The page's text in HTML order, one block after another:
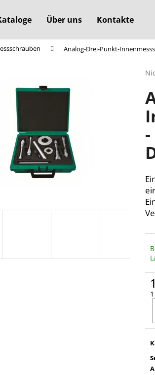
Über uns Kontakte
Analog-Drei-Punkt-
Die
ist
0,0
Sie?
SUCHEN
empfehlen